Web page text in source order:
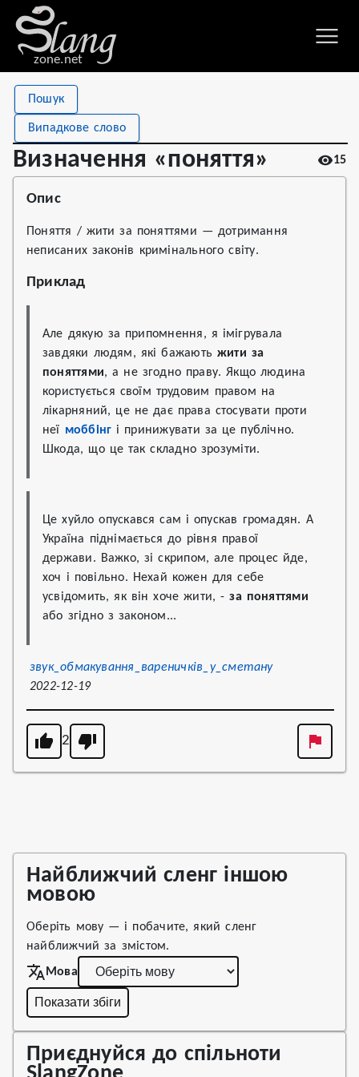
zone.net
Пошук
Випадкове слово
Визначення «поняття» 15
Визначення «поняття»
Stat
Views
Definitions 1
Опис
Поняття / жити за поняттями — дотримання
неписаних законів кримінального світу.
Приклад
Але дякую за припомнення, я імігрувала
завдяки людям, які бажають жити за
поняттями, а не згодно праву. Якщо людина
користується своїм трудовим правом на
лікарняний, це не дає права стосувати проти
неї моббінг і принижувати за це публічно.
Шкода, що це так складно зрозуміти.
Це хуйло опускався сам і опускав громадян. А
Україна піднімається до рівня правої
держави. Важко, зі скрипом, але процес йде,
хоч і повільно. Нехай кожен для себе
усвідомить, як він хоче жити, - за поняттями
або згідно з законом...
звук_обмакування_вареничків_у_сметану
2022-12-19
2
Найближчий сленг іншою
мовою
Оберіть мову — і побачите, який сленг
найближчий за змістом.
Мова
Показати збіги
Приєднуйся до спільноти